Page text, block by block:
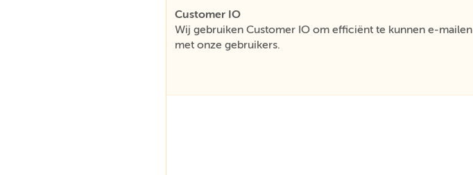
Customer IO
Wij gebruiken Customer IO om efficiënt te kunnen e-mailen
met onze gebruikers.